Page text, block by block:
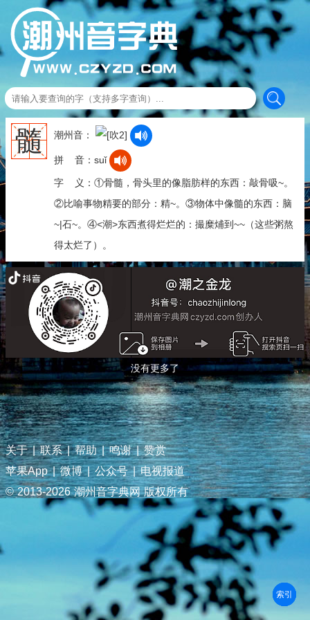
髓 潮州音：
拼 音：suǐ
字 义：①骨髓，骨头里的像脂肪样的东西：敲骨吸~。
②比喻事物精要的部分：精~。③物体中像髓的东西：脑
~|石~。④<潮>东西煮得烂烂的：撮糜烳到~~（这些粥熬
得太烂了）。
没有更多了
关于 | 联系 | 帮助 | 鸣谢 | 赞赏
苹果App | 微博 | 公众号 | 电视报道
© 2013-2026 潮州音字典网 版权所有
部首
笔划
拼音
潮拼